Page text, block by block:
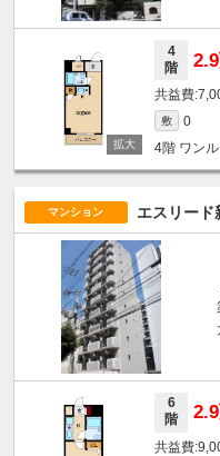
4
階
敷 0
4階 ワン
マンション エスリード
6
階